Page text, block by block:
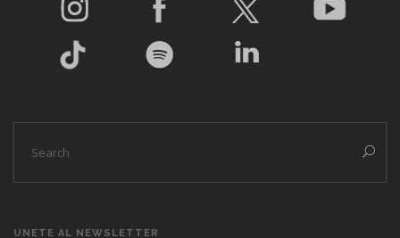
UNETE AL NEWSLETTER